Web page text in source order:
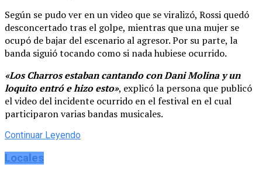
Según se pudo ver en un video que se viralizó, Rossi quedó
desconcertado tras el golpe, mientras que una mujer se
ocupó de bajar del escenario al agresor. Por su parte, la
banda siguió tocando como si nada hubiese ocurrido.
«Los Charros estaban cantando con Dani Molina y un
loquito entró e hizo esto», explicó la persona que publicó
el video del incidente ocurrido en el festival en el cual
participaron varias bandas musicales.
Continuar Leyendo
Locales